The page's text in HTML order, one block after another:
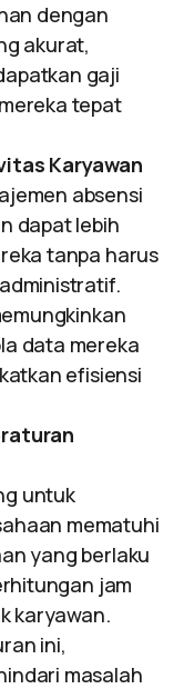
dengan
akurat,
gaji
tepat
Karyawan
absensi
dapat lebih
tanpa harus
data mereka
efisiensi
untuk
mematuhi
yang berlaku
jam
karyawan.
ini,
masalah